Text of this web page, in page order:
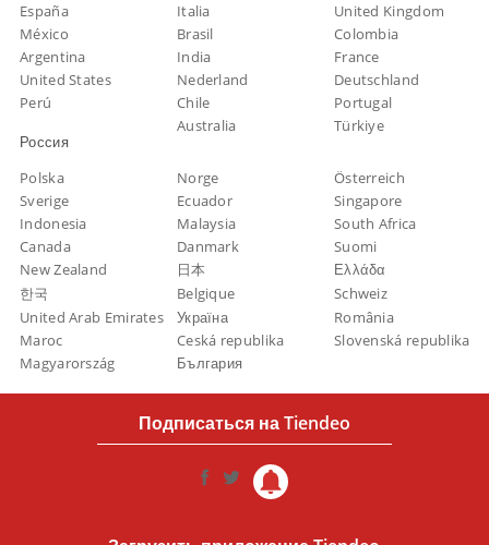
España Italia
United Kingdom
México
Brasil
Colombia
Argentina
India
France
United States
Nederland
Deutschland
Perú
Chile
Portugal
Россия
Australia Türkiye
Polska Norge
Österreich
Sverige
Ecuador
Singapore
Indonesia
Malaysia
South Africa
Canada
Danmark
Suomi
New Zealand
日本
Ελλάδα
한국
Belgique
Schweiz
United Arab Emirates
Україна
România
Maroc
Ceská republika
Slovenská republika
Magyarország
България
Подписаться на Tiendeo